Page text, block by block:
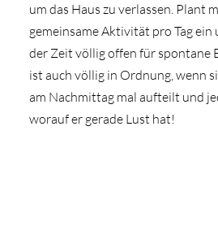
um das Haus zu verlassen. Plant
gemeinsame Aktivität pro Tag ein
der Zeit völlig offen für spontane
ist auch völlig in Ordnung, wenn
am Nachmittag mal aufteilt und
worauf er gerade Lust hat!